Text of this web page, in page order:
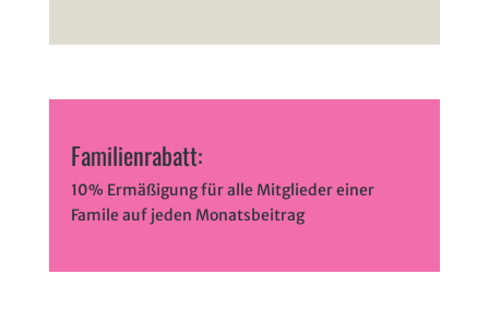
Familienrabatt:
10% Ermäßigung für alle Mitglieder einer
Famile auf jeden Monatsbeitrag